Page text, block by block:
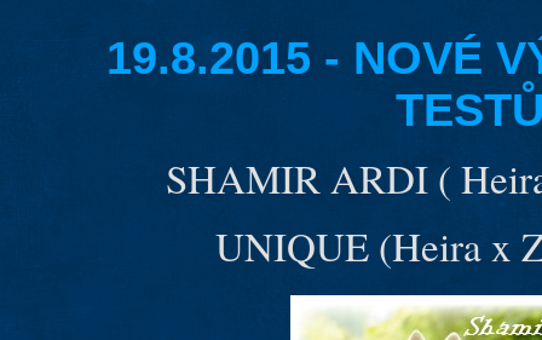
19.8.2015 - NOVÉ
SHAMIR ARDI (
UNIQUE (Heira x